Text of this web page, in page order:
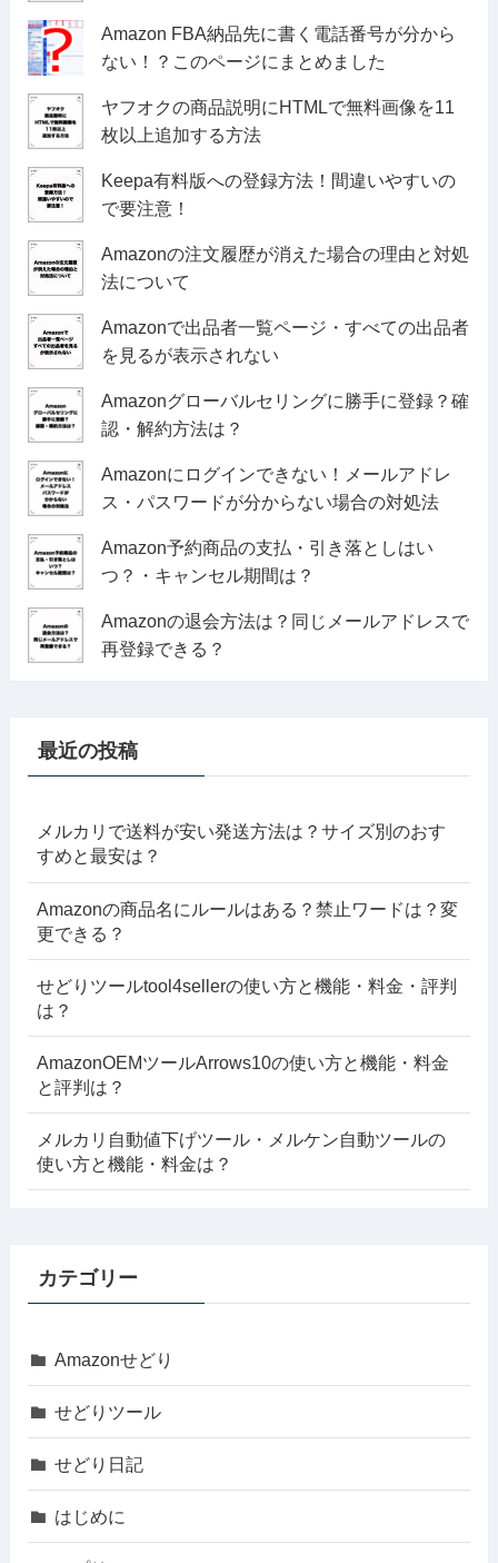
Amazon FBA納品先に書く電話番号が分から
ない！？このページにまとめました
ヤフオクの商品説明にHTMLで無料画像を11
枚以上追加する方法
Keepa有料版への登録方法！間違いやすいの
で要注意！
Amazonの注文履歴が消えた場合の理由と対処
法について
Amazonで出品者一覧ページ・すべての出品者
を見るが表示されない
Amazonグローバルセリングに勝手に登録？確
認・解約方法は？
Amazonにログインできない！メールアドレ
ス・パスワードが分からない場合の対処法
Amazon予約商品の支払・引き落としはい
つ？・キャンセル期間は？
Amazonの退会方法は？同じメールアドレスで
再登録できる？
最近の投稿
メルカリで送料が安い発送方法は？サイズ別のおす
すめと最安は？
Amazonの商品名にルールはある？禁止ワードは？変
更できる？
せどりツールtool4sellerの使い方と機能・料金・評判
は？
AmazonOEMツールArrows10の使い方と機能・料金
と評判は？
メルカリ自動値下げツール・メルケン自動ツールの
使い方と機能・料金は？
カテゴリー
Amazonせどり
せどりツール
せどり日記
はじめに